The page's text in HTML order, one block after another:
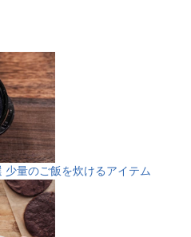
量のご飯を炊けるアイテム